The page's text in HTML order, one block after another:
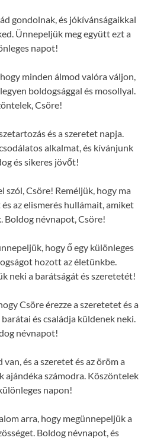
gondolnak, és jókívánságaikkal
Ünnepeljük meg együtt ezt a
napot!
minden álmod valóra váljon,
boldogsággal és mosollyal.
Csöre!
és a szeretet napja.
alkalmat, és kívánjunk
és sikeres jövőt!
szól, Csöre! Reméljük, hogy ma
az elismerés hullámait, amiket
Boldog névnapot, Csöre!
hogy ő egy különleges
hozott az életünkbe.
neki a barátságát és szeretetét!
Csöre érezze a szeretetet és a
és családja küldenek neki.
névnapot!
van, és a szeretet és az öröm a
ajándéka számodra. Köszöntelek
napon!
arra, hogy megünnepeljük a
Boldog névnapot, és